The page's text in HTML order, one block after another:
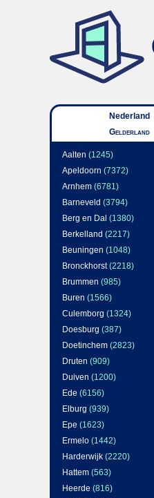
Nederland
Gelderland
Aalten (1245)
Apeldoorn (7372)
Arnhem (6781)
Barneveld (3794)
Berg en Dal (1380)
Berkelland (2217)
Beuningen (1048)
Bronckhorst(2218)
Brummen (985)
Buren (1566)
Culemborg (1324)
Doesburg (387)
Doetinchem (2823)
Druten (909)
Duiven (1200)
Ede (6156)
Elburg (939)
Epe (1623)
Ermelo (1442)
Harderwijk (2220)
Hattem (563)
Heerde (816)